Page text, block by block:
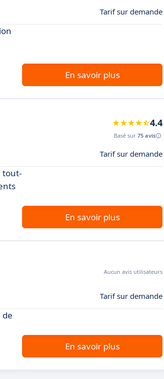
Tarif sur demande
En savoir plus
4.4
Basé sur 75 avis
Tarif sur demande
tout-
En savoir plus
Aucun avis utilisateurs
Tarif sur demande
de
En savoir plus